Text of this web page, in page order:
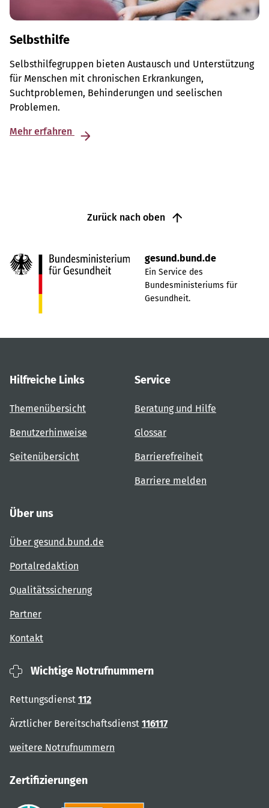
Selbsthilfe
Selbsthilfegruppen bieten Austausch und Unterstützung
für Menschen mit chronischen Erkrankungen,
Suchtproblemen, Behinderungen und seelischen
Problemen.
Mehr erfahren
Zurück nach oben
gesund.bund.de
Ein Service des
Bundesministeriums für
Gesundheit.
Hilfreiche Links
Themenübersicht
Benutzerhinweise
Seitenübersicht
Service
Beratung und Hilfe
Glossar
Barrierefreiheit
Barriere melden
Über uns
Über gesund.bund.de
Portalredaktion
Qualitätssicherung
Partner
Kontakt
Wichtige Notrufnummern
Rettungsdienst 112
Ärztlicher Bereitschaftsdienst 116117
weitere Notrufnummern
Zertifizierungen